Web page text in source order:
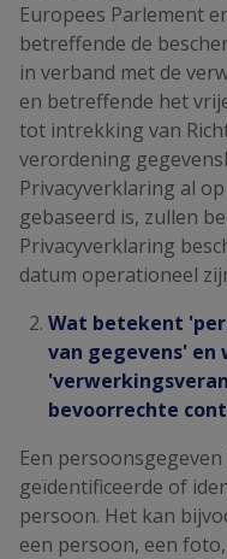
Europees Parlement
betreffende de
in verband met de
en betreffende het
tot intrekking van
verordening
Privacyverklaring al
gebaseerd is, zullen
Privacyverklaring
datum operationeel
Wat betekent
van gegevens' en
bevoorrechte
Een
geïdentificeerde of
persoon. Het kan
een persoon, een